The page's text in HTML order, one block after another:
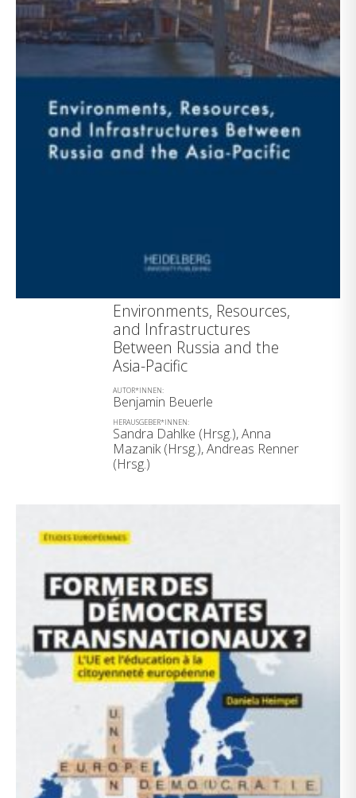
Environments, Resources,
and Infrastructures
Between Russia and the
Asia-Pacific
AUTOR*INNEN:
Benjamin Beuerle
HERAUSGEBER*INNEN:
Sandra Dahlke (Hrsg.), Anna
Mazanik (Hrsg.), Andreas Renner
(Hrsg.)